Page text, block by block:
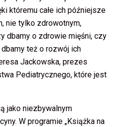
któremu całe ich późniejsze
nie tylko zdrowotnym,
dbamy o zdrowie mięśni, czy
też o rozwój ich
Jackowska, prezes
Pediatrycznego, które jest
jako niezbywalnym
W programie „Książka na